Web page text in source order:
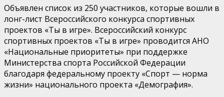
Объявлен список из 250 участников, которые вошли в
лонг-лист Всероссийского конкурса спортивных
проектов «Ты в игре». Всероссийский конкурс
спортивных проектов «Ты в игре» проводится АНО
«Национальные приоритеты» при поддержке
Министерства спорта Российской Федерации
благодаря федеральному проекту «Спорт — норма
жизни» национального проекта «Демография».